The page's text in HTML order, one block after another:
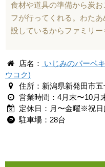
食材や道具の準備から炭
フが行ってくれる。わた
設しているからファミリー
店名：
いじみのバーベ
ウコク)
住所：新潟県新発田市五
営業時間：4月末〜10月
定休日：月〜金曜※祝日
駐車場：28台